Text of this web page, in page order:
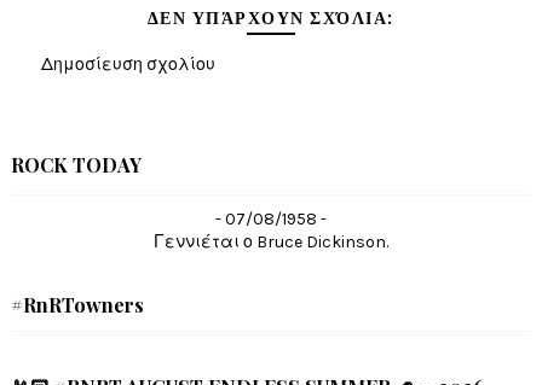
ΔΕΝ ΥΠΆΡΧΟΥΝ ΣΧΌΛΙΑ:
Δημοσίευση σχολίου
ROCK TODAY
- 07/08/1958 -
Γεννιέται ο Bruce Dickinson.
#RnRTowners